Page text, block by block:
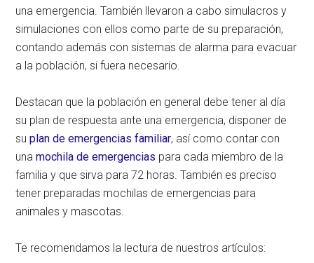
una emergencia. También llevaron a cabo simulacros y
simulaciones con ellos como parte de su preparación,
contando además con sistemas de alarma para evacuar
a la población, si fuera necesario.
Destacan que la población en general debe tener al día
su plan de respuesta ante una emergencia, disponer de
suplan de emergencias familiar, así como contar con
unamochila de emergencias para cada miembro de la
familia y que sirva para 72 horas. También es preciso
tener preparadas mochilas de emergencias para
animales y mascotas.
Te recomendamos la lectura de nuestros artículos: